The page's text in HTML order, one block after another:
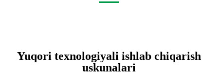
Yuqori texnologiyali ishlab chiqarish
uskunalari